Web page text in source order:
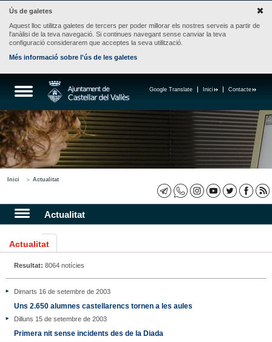
Ús de galetes
Aquest lloc utilitza galetes de tercers per poder millorar els nostres serveis a partir de
l'anàlisi de la teva navegació. Si continues navegant sense canviar la teva
configuració considerarem que acceptes la seva utilització.
Més informació sobre l'ús de les galetes
Contacte
Inici
Google Translate
Inici Actualitat
Actualitat
Actualitat
Resultat: 8064 notícies
Dimarts 16 de setembre de 2003
Uns 2.650 alumnes castellarencs tornen a les aules
Dilluns 15 de setembre de 2003
Primera nit sense incidents des de la Diada